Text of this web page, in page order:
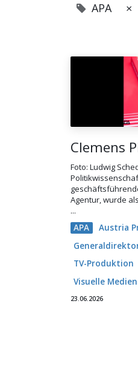
APA ×
Clemens
Foto: Ludwig
Agentur, wurde
...
APA
Austria
TV-Produktion
Visuelle Medien
23.06.2026